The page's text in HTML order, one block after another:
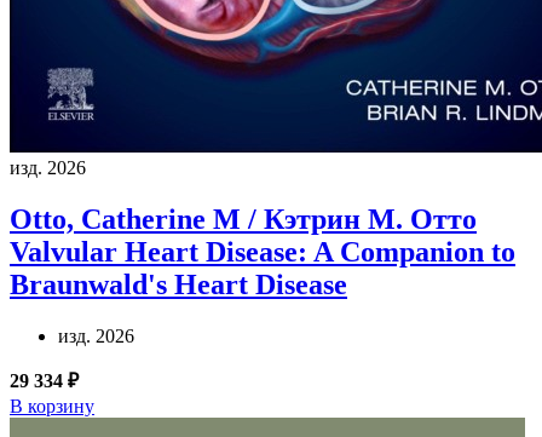
изд. 2026
Otto, Catherine M / Кэтрин М. Отто
Valvular Heart Disease: A Companion to
Braunwald's Heart Disease
изд. 2026
29 334 ₽
В корзину